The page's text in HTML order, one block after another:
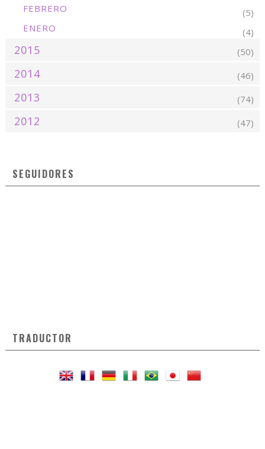
FEBRERO
(5)
ENERO
(4)
2015 (50)
2014 (46)
2013 (74)
2012 (47)
SEGUIDORES
TRADUCTOR